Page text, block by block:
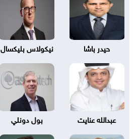
حيدر باشا نيكولاس بليكسال
عبدالله عنايت بول دونلي